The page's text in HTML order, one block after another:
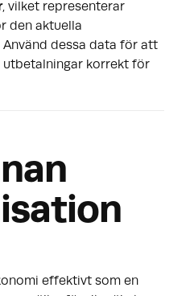
, vilket representerar
den aktuella
dessa data för att
korrekt för
effektivt som en